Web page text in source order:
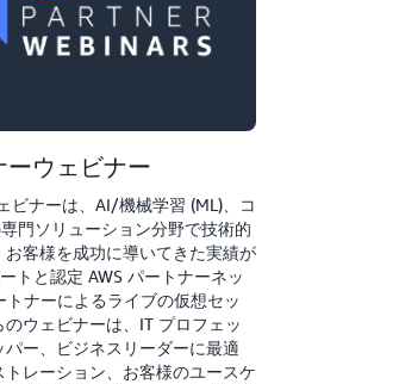
ーウェビナー
ビナーは、AI/機械学習 (ML)、コ
門ソリューション分野で技術的
お客様を成功に導いてきた実績が
トと認定 AWS パートナーネッ
トナーによるライブの仮想セッ
ウェビナーは、IT プロフェッ
ー、ビジネスリーダーに最適
レーション、お客様のユースケ